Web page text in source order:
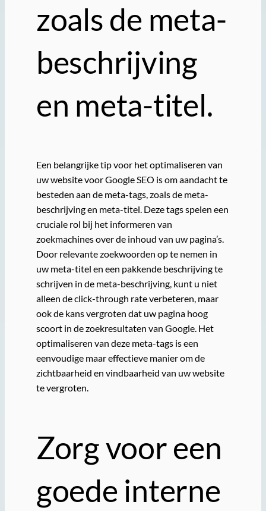
zoals de meta-
beschrijving
en meta-titel.
Een belangrijke tip voor het optimaliseren van
uw website voor Google SEO is om aandacht te
besteden aan de meta-tags, zoals de meta-
beschrijving en meta-titel. Deze tags spelen een
cruciale rol bij het informeren van
zoekmachines over de inhoud van uw pagina’s.
Door relevante zoekwoorden op te nemen in
uw meta-titel en een pakkende beschrijving te
schrijven in de meta-beschrijving, kunt u niet
alleen de click-through rate verbeteren, maar
ook de kans vergroten dat uw pagina hoog
scoort in de zoekresultaten van Google. Het
optimaliseren van deze meta-tags is een
eenvoudige maar effectieve manier om de
zichtbaarheid en vindbaarheid van uw website
te vergroten.
Zorg voor een
goede interne